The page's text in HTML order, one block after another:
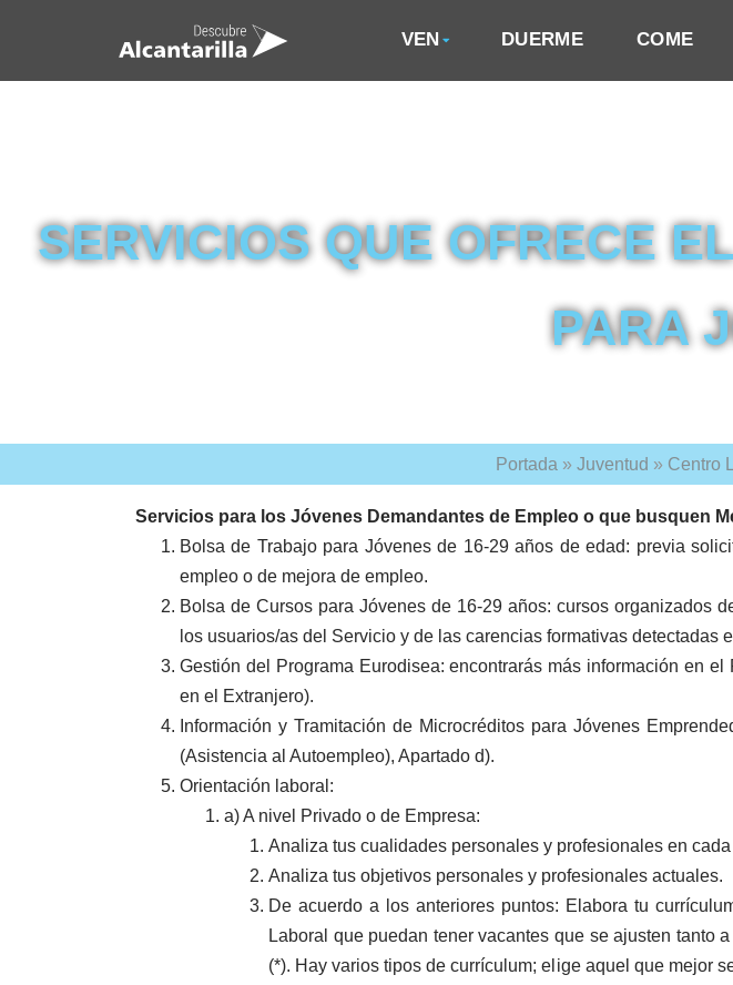
VEN DUERME COME
SERVICIOS QUE OFRECE
PARA
Portada » Juventud » Centro
Servicios para los Jóvenes Demandantes de Empleo o que busquen
Bolsa de Trabajo para Jóvenes de 16-29 años de edad: previa
empleo o de mejora de empleo.
Bolsa de Cursos para Jóvenes de 16-29 años: cursos organizados
los usuarios/as del Servicio y de las carencias formativas detectadas
Gestión del Programa Eurodisea: encontrarás más información en
en el Extranjero).
Información y Tramitación de Microcréditos para Jóvenes
(Asistencia al Autoempleo), Apartado d).
Orientación laboral:
a) A nivel Privado o de Empresa:
Analiza tus cualidades personales y profesionales en cada
Analiza tus objetivos personales y profesionales actuales.
De acuerdo a los anteriores puntos: Elabora tu
Laboral que puedan tener vacantes que se ajusten tanto
(*). Hay varios tipos de currículum; elige aquel que mejor